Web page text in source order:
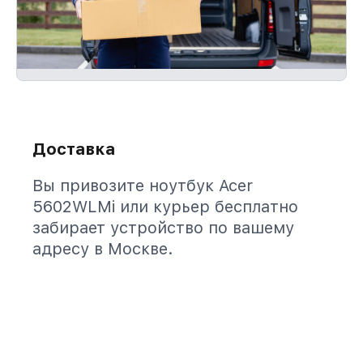
Доставка
Вы привозите ноутбук Acer
5602WLMi или курьер бесплатно
забирает устройство по вашему
адресу в Москве.